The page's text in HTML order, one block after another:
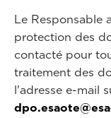
Le Responsable
protection des
contacté pour
traitement des
l'adresse e-mail